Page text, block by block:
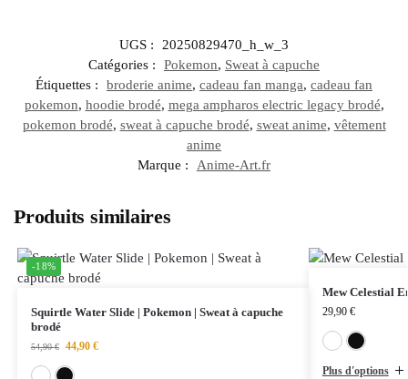
UGS :
20250829470_h_w_3
Catégories :
Pokemon, Sweat à capuche
Étiquettes :
broderie anime, cadeau fan manga, cadeau fan
pokemon, hoodie brodé, mega ampharos electric legacy brodé,
pokemon brodé, sweat à capuche brodé, sweat anime, vêtement
anime
Marque :
Anime-Art.fr
Produits similaires
-18%
Squirtle Water Slide | Pokemon | Sweat à capuche
brodé
54,90€ 44,90 €
Mew Celestial
29,90 €
Plus d'options